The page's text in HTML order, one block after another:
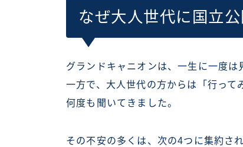
なぜ大人世代に国立
グランドキャニオンは、一生に一度は
一方で、大人世代の方からは「行っ
何度も聞いてきました。
その不安の多くは、次の4つに集約され